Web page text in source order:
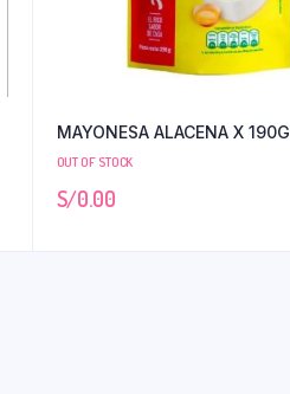
MAYONESA ALACENA X 190G
OUT OF STOCK
S/0.00